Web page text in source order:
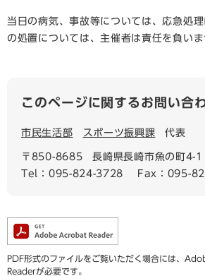
当日の病気、事故等については、応急処
の処置については、主催者は責任を負いま
このページに関するお問い合
市民生活部 スポーツ振興課 代表
〒850-8685
長崎県長崎市魚の町4-1
Tel：095-824-3728
Fax：095-
PDF形式のファイルをご覧いただく場合には、
Readerが必要です。